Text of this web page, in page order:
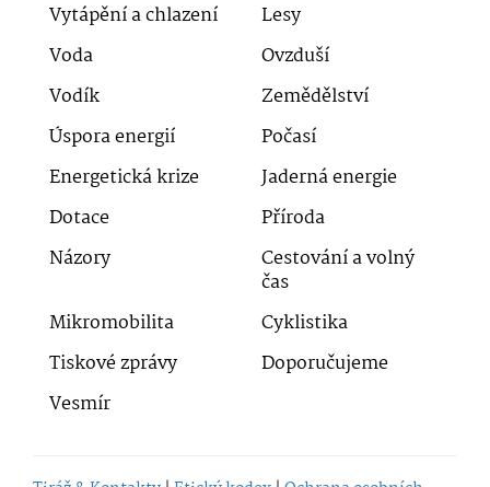
Vytápění a chlazení
Lesy
Voda
Ovzduší
Vodík
Zemědělství
Úspora energií
Počasí
Energetická krize
Jaderná energie
Dotace
Příroda
Názory
Cestování a volný
čas
Mikromobilita
Cyklistika
Tiskové zprávy
Doporučujeme
Vesmír